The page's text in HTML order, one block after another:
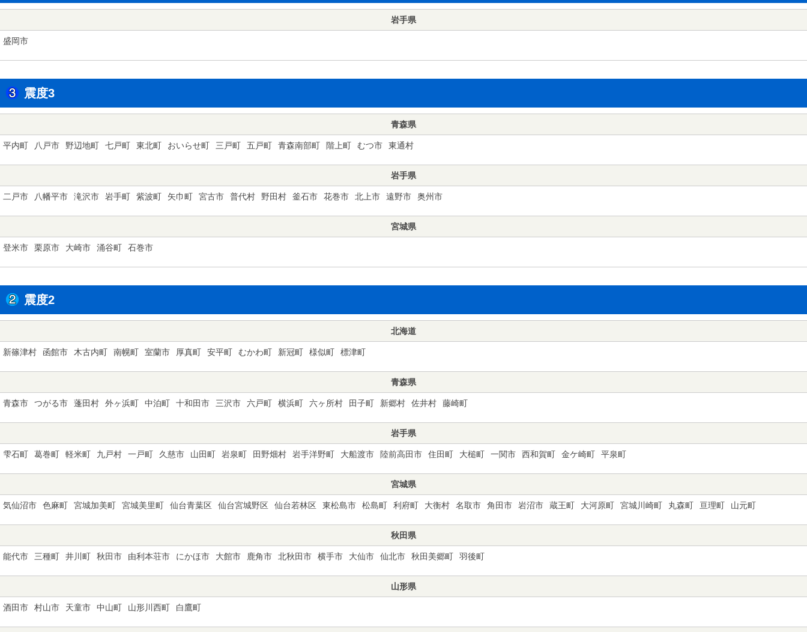
岩手県
盛岡市
震度3
青森県
平内町 八戸市 野辺地町 七戸町 東北町 おいらせ町 三戸町 五戸町 青森南部町 階上町 むつ市 東通村
岩手県
二戸市 八幡平市 滝沢市 岩手町 紫波町 矢巾町 宮古市 普代村 野田村 釜石市 花巻市 北上市 遠野市 奥州市
宮城県
登米市 栗原市 大崎市 涌谷町 石巻市
震度2
北海道
新篠津村 函館市 木古内町 南幌町 室蘭市 厚真町 安平町 むかわ町 新冠町 様似町 標津町
青森県
青森市 つがる市 蓬田村 外ヶ浜町 中泊町 十和田市 三沢市 六戸町 横浜町 六ヶ所村 田子町 新郷村 佐井村 藤崎町
岩手県
雫石町 葛巻町 軽米町 九戸村 一戸町 久慈市 山田町 岩泉町 田野畑村 岩手洋野町 大船渡市 陸前高田市 住田町 大槌町 一関市 西和賀町 金ケ崎町 平泉町
宮城県
気仙沼市 色麻町 宮城加美町 宮城美里町 仙台青葉区 仙台宮城野区 仙台若林区 東松島市 松島町 利府町 大衡村 名取市 角田市 岩沼市 蔵王町 大河原町 宮城川崎町 丸森町 亘理町 山元町
秋田県
能代市 三種町 井川町 秋田市 由利本荘市 にかほ市 大館市 鹿角市 北秋田市 横手市 大仙市 仙北市 秋田美郷町 羽後町
山形県
酒田市 村山市 天童市 中山町 山形川西町 白鷹町